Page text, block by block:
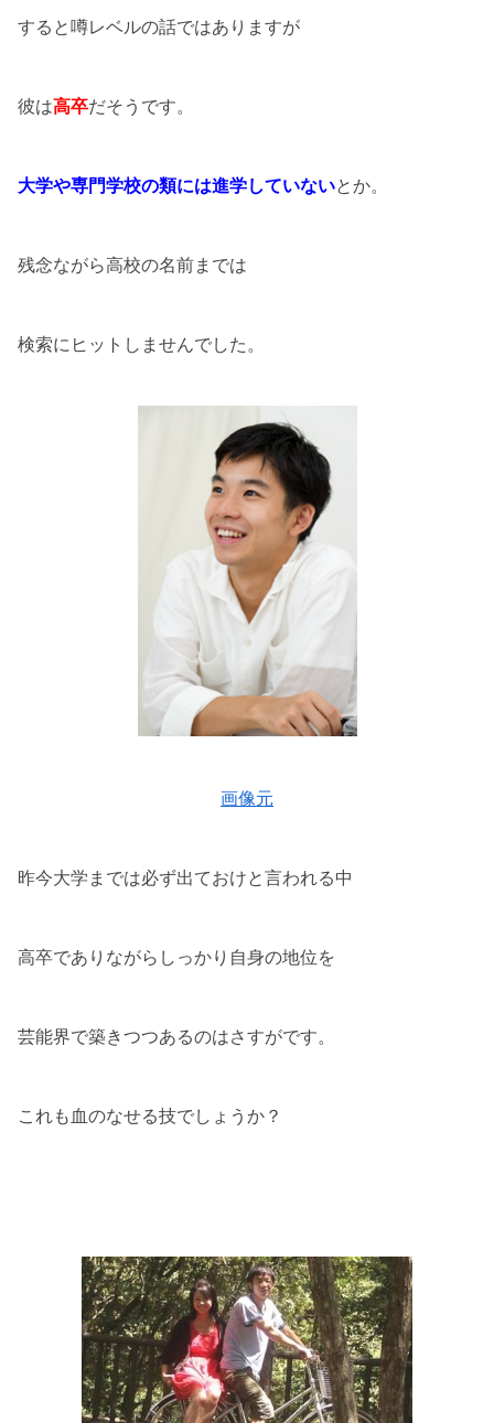
すると噂レベルの話ではありますが
彼は高卒だそうです。
大学や専門学校の類には進学していないとか。
残念ながら高校の名前までは
検索にヒットしませんでした。
画像元
昨今大学までは必ず出ておけと言われる中
高卒でありながらしっかり自身の地位を
芸能界で築きつつあるのはさすがです。
これも血のなせる技でしょうか？